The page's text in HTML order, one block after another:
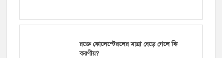
রক্তে কোলেস্টেরলের মাত্রা বেড়ে গেলে কি
করণীয়?